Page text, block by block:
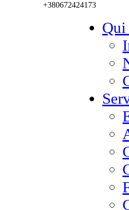
+380672424173
Qui